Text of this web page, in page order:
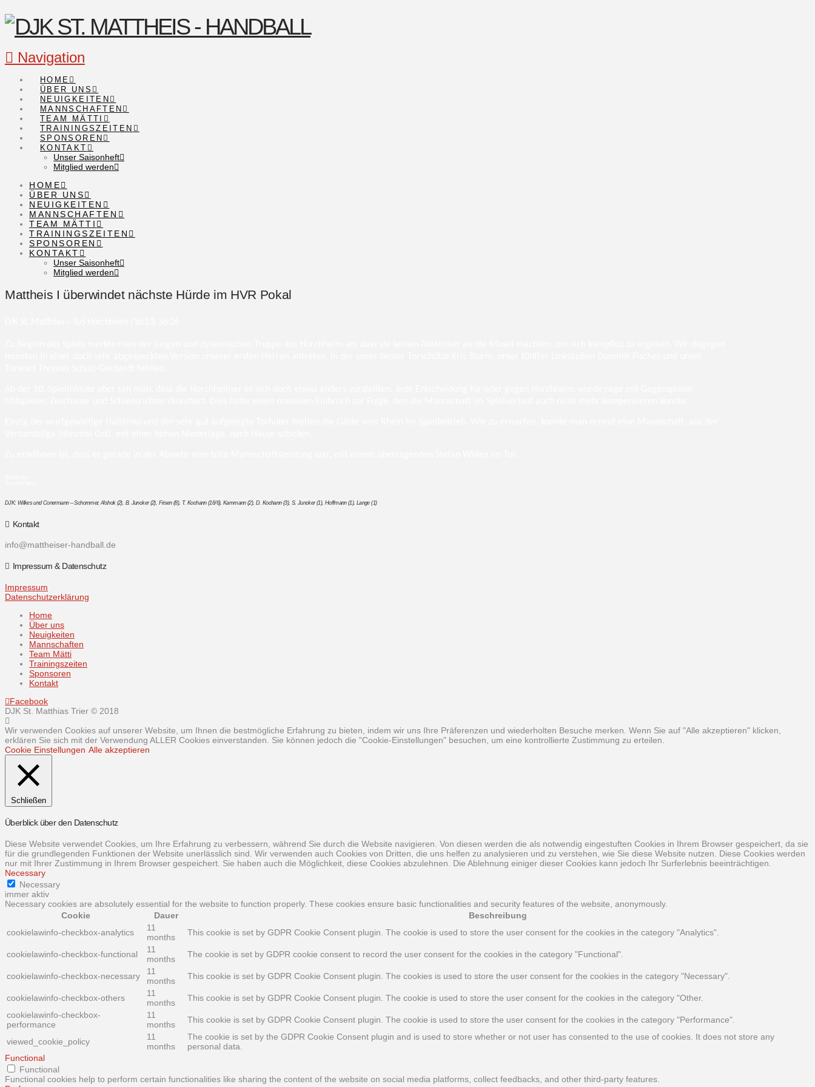
Navigation
HOME
ÜBER UNS
NEUIGKEITEN
MANNSCHAFTEN
TEAM MÄTTI
TRAININGSZEITEN
SPONSOREN
KONTAKT
Unser Saisonheft
Mitglied werden
HOME
ÜBER UNS
NEUIGKEITEN
MANNSCHAFTEN
TEAM MÄTTI
TRAININGSZEITEN
SPONSOREN
KONTAKT
Unser Saisonheft
Mitglied werden
Mattheis I überwindet nächste Hürde im HVR Pokal
DJK: Wilkes und Conermann – Schommer, Alshok (2), B. Juncker (2), Frisen (8), T. Kochann (16/6), Kammann (2), D. Kochann (3), S. Juncker (1), Hoffmann (1), Lange (1)
Kontakt
info@mattheiser-handball.de
Impressum & Datenschutz
Impressum
Datenschutzerklärung
Home
Über uns
Neuigkeiten
Mannschaften
Team Mätti
Trainingszeiten
Sponsoren
Kontakt
Facebook
DJK St. Matthias Trier © 2018
Wir verwenden Cookies auf unserer Website, um Ihnen die bestmögliche Erfahrung zu bieten, indem wir uns Ihre Präferenzen und wiederholten Besuche merken. Wenn Sie auf "Alle akzeptieren" klicken,
erklären Sie sich mit der Verwendung ALLER Cookies einverstanden. Sie können jedoch die "Cookie-Einstellungen" besuchen, um eine kontrollierte Zustimmung zu erteilen.
Cookie Einstellungen Alle akzeptieren
Schließen
Überblick über den Datenschutz
Diese Website verwendet Cookies, um Ihre Erfahrung zu verbessern, während Sie durch die Website navigieren. Von diesen werden die als notwendig eingestuften Cookies in Ihrem Browser gespeichert, da sie
für die grundlegenden Funktionen der Website unerlässlich sind. Wir verwenden auch Cookies von Dritten, die uns helfen zu analysieren und zu verstehen, wie Sie diese Website nutzen. Diese Cookies werden
nur mit Ihrer Zustimmung in Ihrem Browser gespeichert. Sie haben auch die Möglichkeit, diese Cookies abzulehnen. Die Ablehnung einiger dieser Cookies kann jedoch Ihr Surferlebnis beeinträchtigen.
Necessary
Necessary
immer aktiv
Necessary cookies are absolutely essential for the website to function properly. These cookies ensure basic functionalities and security features of the website, anonymously.
Cookie
Dauer
Beschreibung
cookielawinfo-checkbox-analytics
11
months
This cookie is set by GDPR Cookie Consent plugin. The cookie is used to store the user consent for the cookies in the category "Analytics".
cookielawinfo-checkbox-functional
11
months
The cookie is set by GDPR cookie consent to record the user consent for the cookies in the category "Functional".
cookielawinfo-checkbox-necessary
11
months
This cookie is set by GDPR Cookie Consent plugin. The cookies is used to store the user consent for the cookies in the category "Necessary".
cookielawinfo-checkbox-others
11
months
This cookie is set by GDPR Cookie Consent plugin. The cookie is used to store the user consent for the cookies in the category "Other.
cookielawinfo-checkbox-
performance
11
months
This cookie is set by GDPR Cookie Consent plugin. The cookie is used to store the user consent for the cookies in the category "Performance".
viewed_cookie_policy
11
months
The cookie is set by the GDPR Cookie Consent plugin and is used to store whether or not user has consented to the use of cookies. It does not store any
personal data.
Functional
Functional
Functional cookies help to perform certain functionalities like sharing the content of the website on social media platforms, collect feedbacks, and other third-party features.